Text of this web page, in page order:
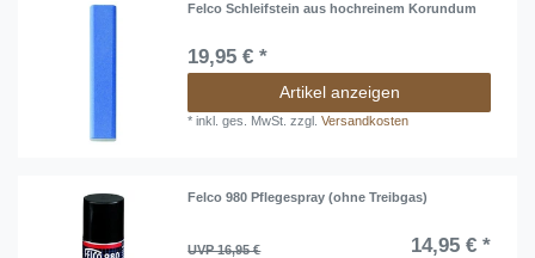
Felco Schleifstein aus hochreinem Korundum
19,95 € *
Artikel anzeigen
*inkl. ges. MwSt. zzgl.Versandkosten
Felco 980 Pflegespray (ohne Treibgas)
UVP 16,95 € 14,95 € *